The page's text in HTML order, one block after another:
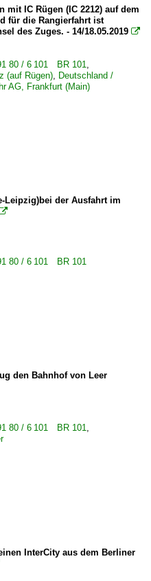
Kunstbauten
mit IC Rügen (IC 2212) auf dem
für die Rangierfahrt ist
des Zuges. - 14/18.05.2019 
80 / 6 101 BR 101,
(auf Rügen), Deutschland /
AG, Frankfurt (Main)
Leipzig)bei der Ausfahrt im
80 / 6 101 BR 101
den Bahnhof von Leer
80 / 6 101 BR 101,
InterCity aus dem Berliner